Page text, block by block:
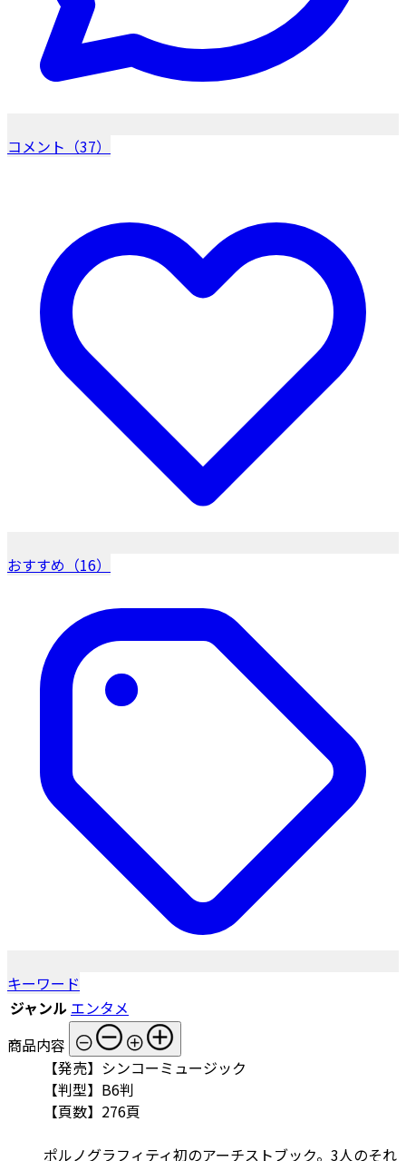
コメント（37）
おすすめ（16）
キーワード
ジャンル エンタメ
商品内容
【発売】シンコーミュージック
【判型】B6判
【頁数】276頁
ポルノグラフィティ初のアーチストブック。3人のそれ